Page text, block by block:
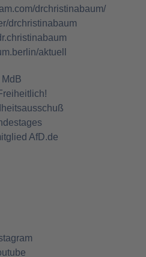
drchristinabaum/
drchristinabaum
aktuell
AfD.de